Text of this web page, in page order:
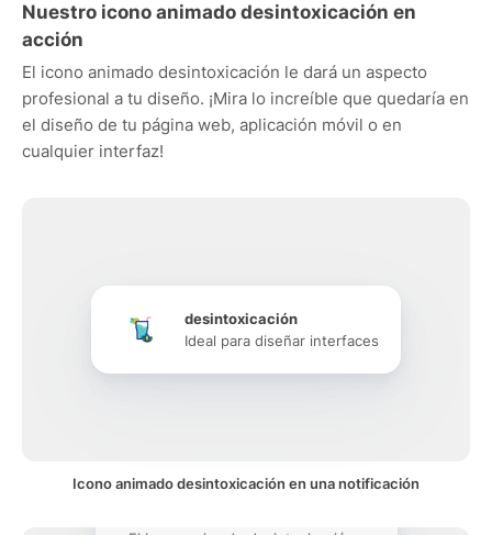
Nuestro icono animado desintoxicación en
acción
El icono animado desintoxicación le dará un aspecto
profesional a tu diseño. ¡Mira lo increíble que quedaría en
el diseño de tu página web, aplicación móvil o en
cualquier interfaz!
desintoxicación
Ideal para diseñar interfaces
Icono animado desintoxicación en una notificación